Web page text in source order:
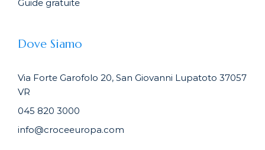
Guide gratuite
Dove Siamo
Via Forte Garofolo 20, San Giovanni Lupatoto 37057
VR
045 820 3000
info@croceeuropa.com